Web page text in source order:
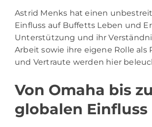
Astrid Menks hat einen
Einfluss auf Buffetts Leben und
Unterstützung und ihr
Arbeit sowie ihre eigene Rolle als
und Vertraute werden hier
Von Omaha bis
globalen Einfluss